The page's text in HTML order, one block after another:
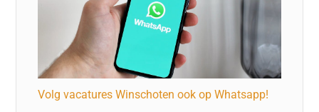
Volg vacatures Winschoten ook op Whatsapp!